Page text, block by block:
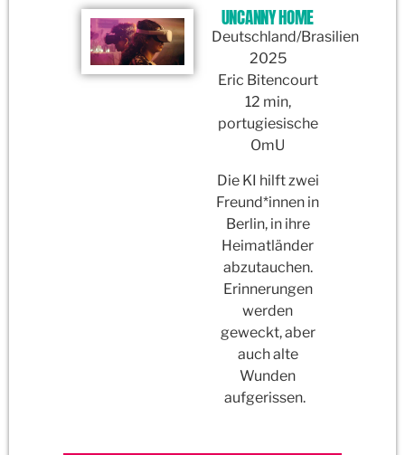
UNCANNY HOME
Deutschland/Brasilien
2025
Eric Bitencourt
12 min,
portugiesische
OmU
Die KI hilft zwei
Freund*innen in
Berlin, in ihre
Heimatländer
abzutauchen.
Erinnerungen
werden
geweckt, aber
auch alte
Wunden
aufgerissen.